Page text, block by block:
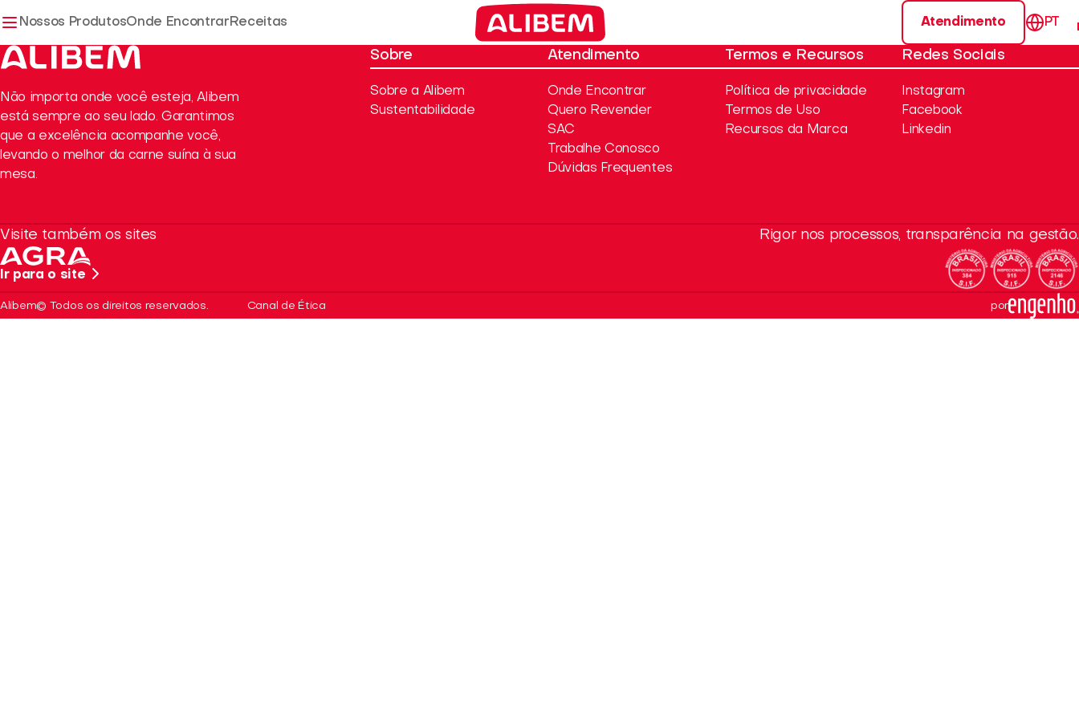
Nossos ProdutosOnde EncontrarReceitas Atendimento PT
Não importa onde você esteja, Alibem
está sempre ao seu lado. Garantimos
que a excelência acompanhe você,
levando o melhor da carne suína à sua
mesa.
Sobre
Sobre a Alibem
Sustentabilidade
Atendimento
Onde Encontrar
Quero Revender
SAC
Trabalhe Conosco
Dúvidas Frequentes
Termos e Recursos
Política de privacidade
Termos de Uso
Recursos da Marca
Redes Sociais
Instagram
Facebook
Linkedin
Visite também os sites
Ir para o site
Rigor nos processos, transparência na gestão.
Alibem© Todos os direitos reservados. Canal de Ética por